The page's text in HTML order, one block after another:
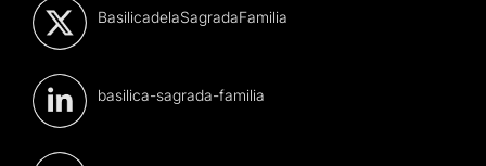
BasilicadelaSagradaFamilia
basilica-sagrada-familia